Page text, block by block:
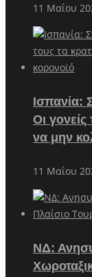
11 Μαΐου
Ισπανία:
Οι
να μην
11 Μαΐου
ΝΔ: